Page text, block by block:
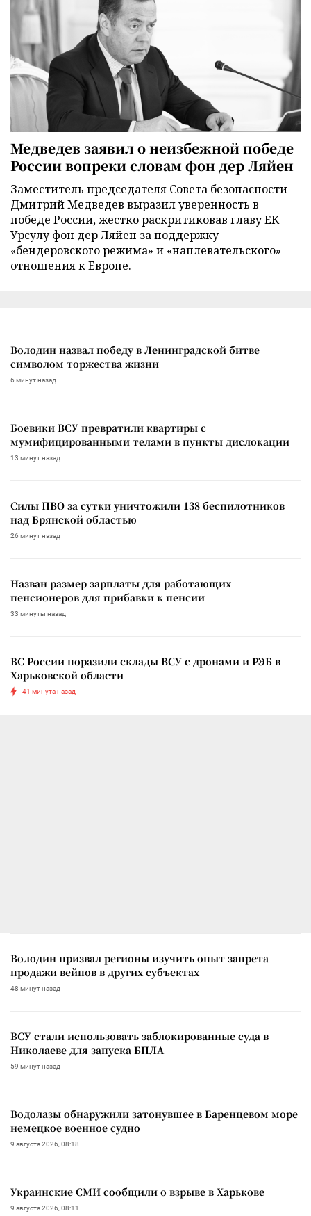
Медведев заявил о неизбежной победе
России вопреки словам фон дер Ляйен
Заместитель председателя Совета безопасности
Дмитрий Медведев выразил уверенность в
победе России, жестко раскритиковав главу ЕК
Урсулу фон дер Ляйен за поддержку
«бендеровского режима» и «наплевательского»
отношения к Европе.
Володин назвал победу в Ленинградской битве
символом торжества жизни
6 минут назад
Боевики ВСУ превратили квартиры с
мумифицированными телами в пункты дислокации
13 минут назад
Силы ПВО за сутки уничтожили 138 беспилотников
над Брянской областью
26 минут назад
Назван размер зарплаты для работающих
пенсионеров для прибавки к пенсии
33 минуты назад
ВС России поразили склады ВСУ с дронами и РЭБ в
Харьковской области
41 минута назад
Володин призвал регионы изучить опыт запрета
продажи вейпов в других субъектах
48 минут назад
ВСУ стали использовать заблокированные суда в
Николаеве для запуска БПЛА
59 минут назад
Водолазы обнаружили затонувшее в Баренцевом море
немецкое военное судно
9 августа 2026, 08:18
Украинские СМИ сообщили о взрыве в Харькове
9 августа 2026, 08:11